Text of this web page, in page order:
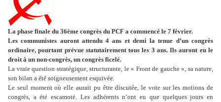
La phase finale du 36ème congrès du PCF a commencé le 7 février.
Les communistes auront attendu 4 ans et demi la tenue d’un congrès
ordinaire, pourtant prévue statutairement tous les 3 ans. Ils auront eu le
droit à un non-congrès, un congrès ficelé.
La vraie question stratégique, structurante, le « Front de gauche », sa nature,
son bilan a été soigneusement esquivée.
Le seul moment où elle aurait pu être discutée, le vote sur les motions de
congrès, a été escamoté. Les adhérents n’ont eu que quelques jours en